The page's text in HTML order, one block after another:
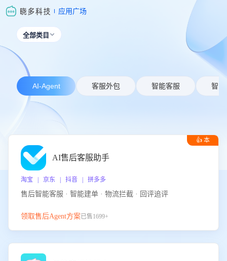
应用广场
全部类目 
AI-Agent 客服外包 智能客服 智能
👍 本
AI售后客服助手
淘宝 | 京东 | 抖音 | 拼多多
售后智能客服 · 智能建单 · 物流拦截 · 回评追评
领取售后Agent方案已售1699+